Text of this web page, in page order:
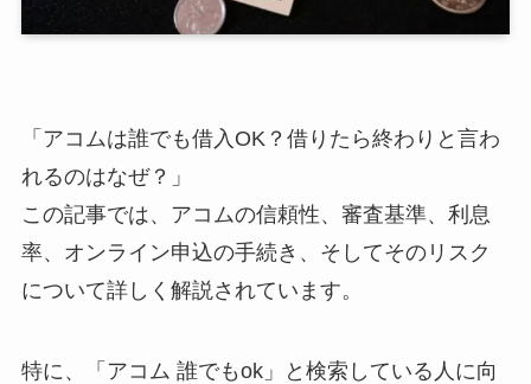
「アコムは誰でも借入OK？借りたら終わりと言わ
れるのはなぜ？」
この記事では、アコムの信頼性、審査基準、利息
率、オンライン申込の手続き、そしてそのリスク
について詳しく解説されています。
特に、「アコム 誰でもok」と検索している人に向